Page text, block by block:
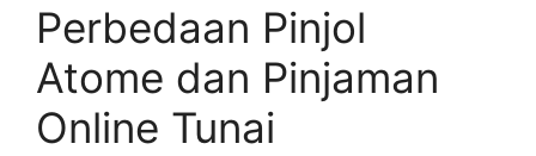
Perbedaan Pinjol
Atome dan Pinjaman
Online Tunai